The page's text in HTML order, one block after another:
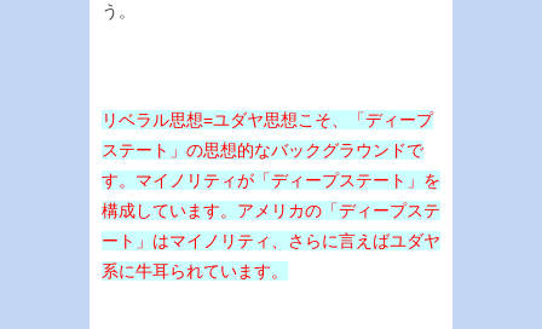
う。
リベラル思想=ユダヤ思想こそ、「ディープ
ステート」の思想的なバックグラウンドで
す。マイノリティが「ディープステート」を
構成しています。アメリカの「ディープステ
ート」はマイノリティ、さらに言えばユダヤ
系に牛耳られています。